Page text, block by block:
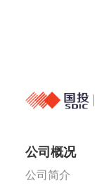
公司概况
公司简介